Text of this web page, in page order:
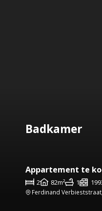
Badkamer
Appartement te
2 82m² 1
Ferdinand